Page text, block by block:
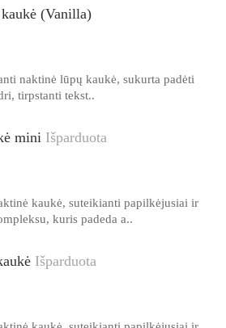
(Vanilla)
naktinė lūpų kaukė, sukurta padėti
tirpstanti tekst..
mini Išparduota
kaukė, suteikianti papilkėjusiai ir
kuris padeda a..
Išparduota